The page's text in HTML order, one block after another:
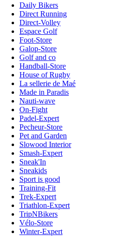
Daily Bikers
Direct Running
Direct-Volley
Espace Golf
Foot-Store
Galop-Store
Golf and co
Handball-Store
House of Rugby
La sellerie de Maé
Made in Paradis
Nauti-wave
On-Fight
Padel-Expert
Pecheur-Store
Pet and Garden
Slowood Interior
Smash-Expert
Sneak'In
Sneakids
Sport is good
Training-Fit
Trek-Expert
Triathlon-Expert
TripNBikers
Vélo-Store
Winter-Expert